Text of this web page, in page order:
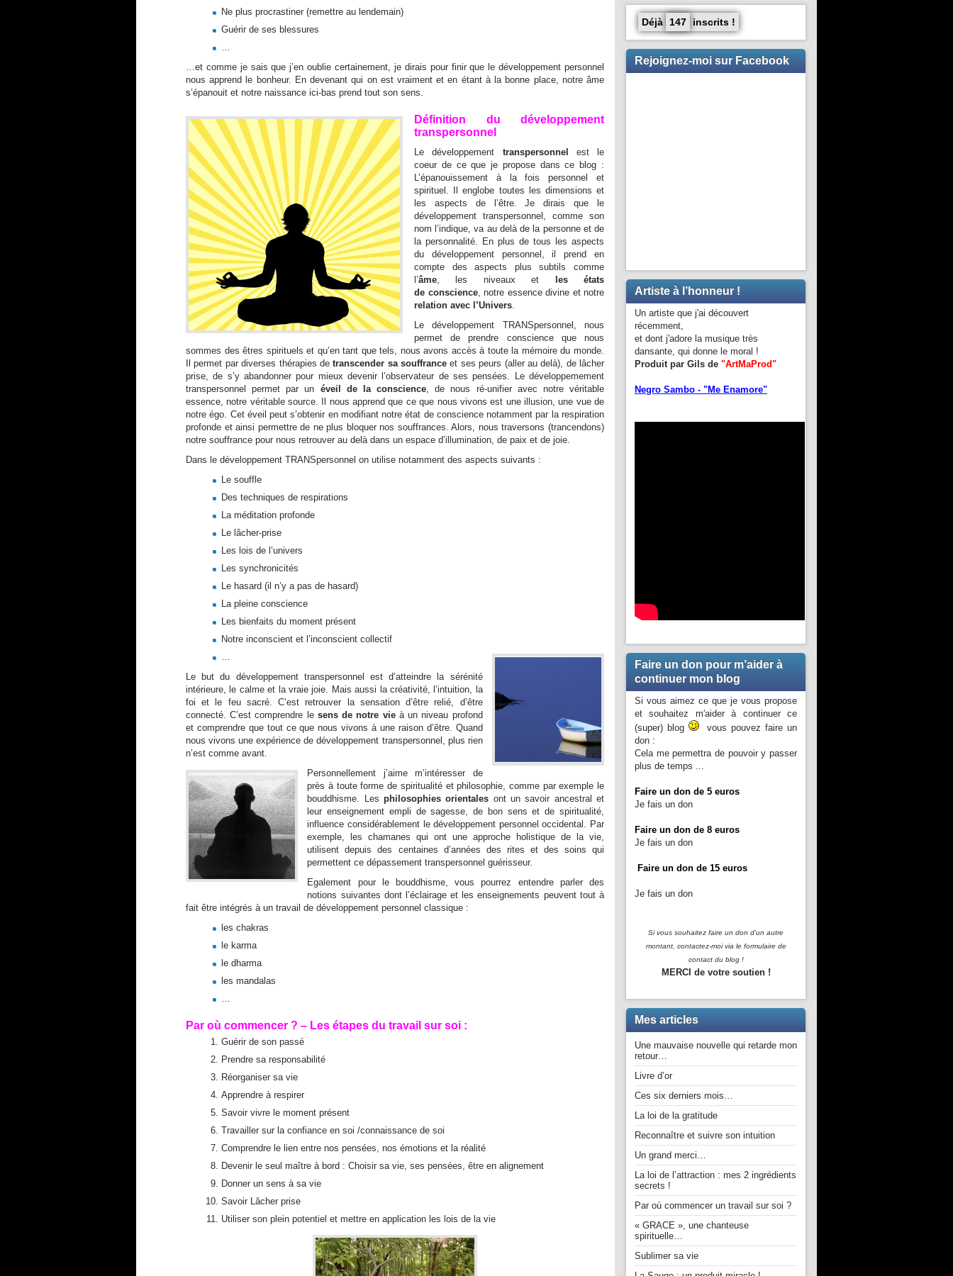
Ne plus procrastiner (remettre au lendemain)
Guérir de ses blessures
…
…et comme je sais que j’en oublie certainement, je dirais pour finir que le développement personnel
nous apprend le bonheur. En devenant qui on est vraiment et en étant à la bonne place, notre âme
s’épanouit et notre naissance ici-bas prend tout son sens.
Définition du développement
transpersonnel
Le développement transpersonnel
est le
coeur de ce que je propose dans ce blog :
L’épanouissement à la fois personnel et
spirituel. Il englobe toutes les dimensions et
les aspects de l’être. Je dirais que le
développement transpersonnel, comme son
nom l’indique, va au delà de la personne et de
la personnalité. En plus de tous les aspects
du développement personnel, il prend en
compte des aspects plus subtils comme
l’âme, les niveaux et
les états
de conscience, notre essence divine et notre
relation avec l’Univers.
Le développement TRANSpersonnel, nous
permet de prendre conscience que nous
sommes des êtres spirituels et qu’en tant que tels, nous avons accès à toute la mémoire du monde.
Il permet par diverses thérapies detranscender sa souffrance et ses peurs (aller au delà), de lâcher
prise, de s’y abandonner pour mieux devenir l’observateur de ses pensées. Le développemement
transpersonnel permet par un éveil de la conscience, de nous ré-unifier avec notre véritable
essence, notre véritable source. Il nous apprend que ce que nous vivons est une illusion, une vue de
notre égo. Cet éveil peut s’obtenir en modifiant notre état de conscience notamment par la respiration
profonde et ainsi permettre de ne plus bloquer nos souffrances. Alors, nous traversons (trancendons)
notre souffrance pour nous retrouver au delà dans un espace d’illumination, de paix et de joie.
Dans le développement TRANSpersonnel on utilise notamment des aspects suivants :
Le souffle
Des techniques de respirations
La méditation profonde
Le lâcher-prise
Les lois de l’univers
Les synchronicités
Le hasard (il n’y a pas de hasard)
La pleine conscience
Les bienfaits du moment présent
Notre inconscient et l’inconscient collectif
…
Le but du développement transpersonnel est d’atteindre la sérénité
intérieure, le calme et la vraie joie. Mais aussi la créativité, l’intuition, la
foi et le feu sacré. C’est retrouver la sensation d’être relié, d’être
connecté. C’est comprendre lesens de notre vieà un niveau profond
et comprendre que tout ce que nous vivons à une raison d’être. Quand
nous vivons une expérience de développement transpersonnel, plus rien
n’est comme avant.
Personnellement j’aime m’intéresser de
près à toute forme de spiritualité et philosophie, comme par exemple le
bouddhisme. Les philosophies orientales ont un savoir ancestral et
leur enseignement empli de sagesse, de bon sens et de spiritualité,
influence considérablement le développement personnel occidental. Par
exemple, les chamanes qui ont une approche holistique de la vie,
utilisent depuis des centaines d’années des rites et des soins qui
permettent ce dépassement transpersonnel guérisseur.
Egalement pour le bouddhisme, vous pourrez entendre parler des
notions suivantes dont l’éclairage et les enseignements peuvent tout à
fait être intégrés à un travail de développement personnel classique :
les chakras
le karma
le dharma
les mandalas
…
Par où commencer ? – Les étapes du travail sur soi :
Guérir de son passé
Prendre sa responsabilité
Réorganiser sa vie
Apprendre à respirer
Savoir vivre le moment présent
Travailler sur la confiance en soi /connaissance de soi
Comprendre le lien entre nos pensées, nos émotions et la réalité
Devenir le seul maître à bord : Choisir sa vie, ses pensées, être en alignement
Donner un sens à sa vie
Savoir Lâcher prise
Utiliser son plein potentiel et mettre en application les lois de la vie
Déjà 147 inscrits !
Rejoignez-moi sur Facebook
Artiste à l’honneur !
Un artiste que j'ai découvert
récemment,
et dont j'adore la musique très
dansante, qui donne le moral !
Produit par Gils de "ArtMaProd"
Negro Sambo - "Me Enamore"
Faire un don pour m’aider à
continuer mon blog
Si vous aimez ce que je vous propose
et souhaitez m'aider à continuer ce
(super) blog
vous pouvez faire un
don :
Cela me permettra de pouvoir y passer
plus de temps ...
Faire un don de 5 euros
Je fais un don
Faire un don de 8 euros
Je fais un don
Faire un don de 15 euros
Je fais un don
Si vous souhaitez faire un don d'un autre
montant, contactez-moivia le formulaire de
contact du blog !
MERCI de votre soutien !
Mes articles
Une mauvaise nouvelle qui retarde mon
retour…
Livre d’or
Ces six derniers mois…
La loi de la gratitude
Reconnaître et suivre son intuition
Un grand merci…
La loi de l’attraction : mes 2 ingrédients
secrets !
Par où commencer un travail sur soi ?
« GRACE », une chanteuse
spirituelle…
Sublimer sa vie